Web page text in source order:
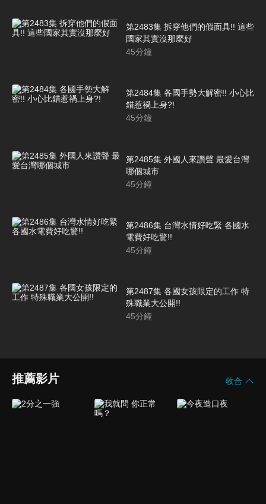
第2483集 拆穿他們的假面具!! 這些
國家其實沒那麼好
45分鐘
第2484集 各國手勢大解密!! 小心比
錯惹禍上身?!
45分鐘
第2485集 外國人來讚聲 最愛台灣
哪個城市
45分鐘
第2486集 台灣水情好吃緊 各國水
電費好吃驚!!
45分鐘
第2487集 各國女孩限定的工作 特
殊職業大公開!!
45分鐘
推薦影片 收合